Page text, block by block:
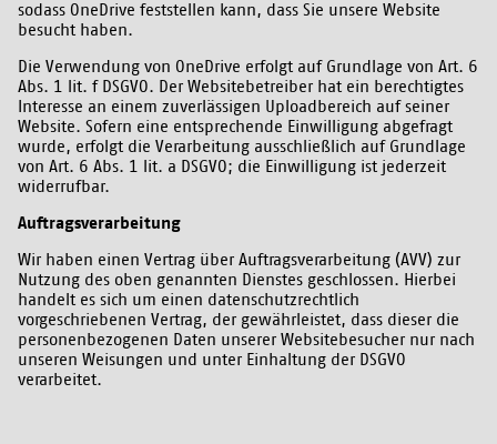
sodass OneDrive feststellen kann, dass Sie unsere Website
besucht haben.
Die Verwendung von OneDrive erfolgt auf Grundlage von Art. 6
Abs. 1 lit. f DSGVO. Der Websitebetreiber hat ein berechtigtes
Interesse an einem zuverlässigen Uploadbereich auf seiner
Website. Sofern eine entsprechende Einwilligung abgefragt
wurde, erfolgt die Verarbeitung ausschließlich auf Grundlage
von Art. 6 Abs. 1 lit. a DSGVO; die Einwilligung ist jederzeit
widerrufbar.
Auftragsverarbeitung
Wir haben einen Vertrag über Auftragsverarbeitung (AVV) zur
Nutzung des oben genannten Dienstes geschlossen. Hierbei
handelt es sich um einen datenschutzrechtlich
vorgeschriebenen Vertrag, der gewährleistet, dass dieser die
personenbezogenen Daten unserer Websitebesucher nur nach
unseren Weisungen und unter Einhaltung der DSGVO
verarbeitet.